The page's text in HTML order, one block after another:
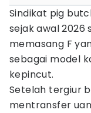
Sindikat pig
sejak awal 2026
memasang F
sebagai model
kepincut.
Setelah tergiur
mentransfer